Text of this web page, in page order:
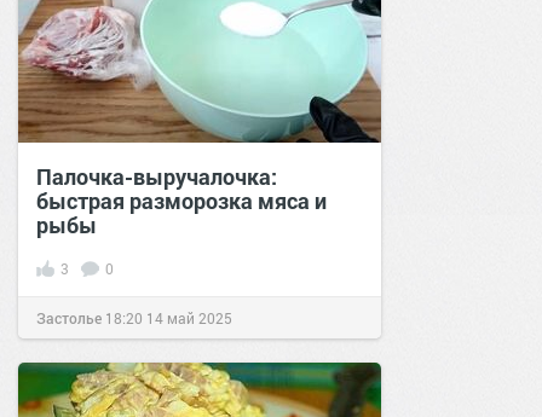
Палочка-выручалочка:
быстрая разморозка мяса и
рыбы
3 0
Застолье 18:20 14 май 2025